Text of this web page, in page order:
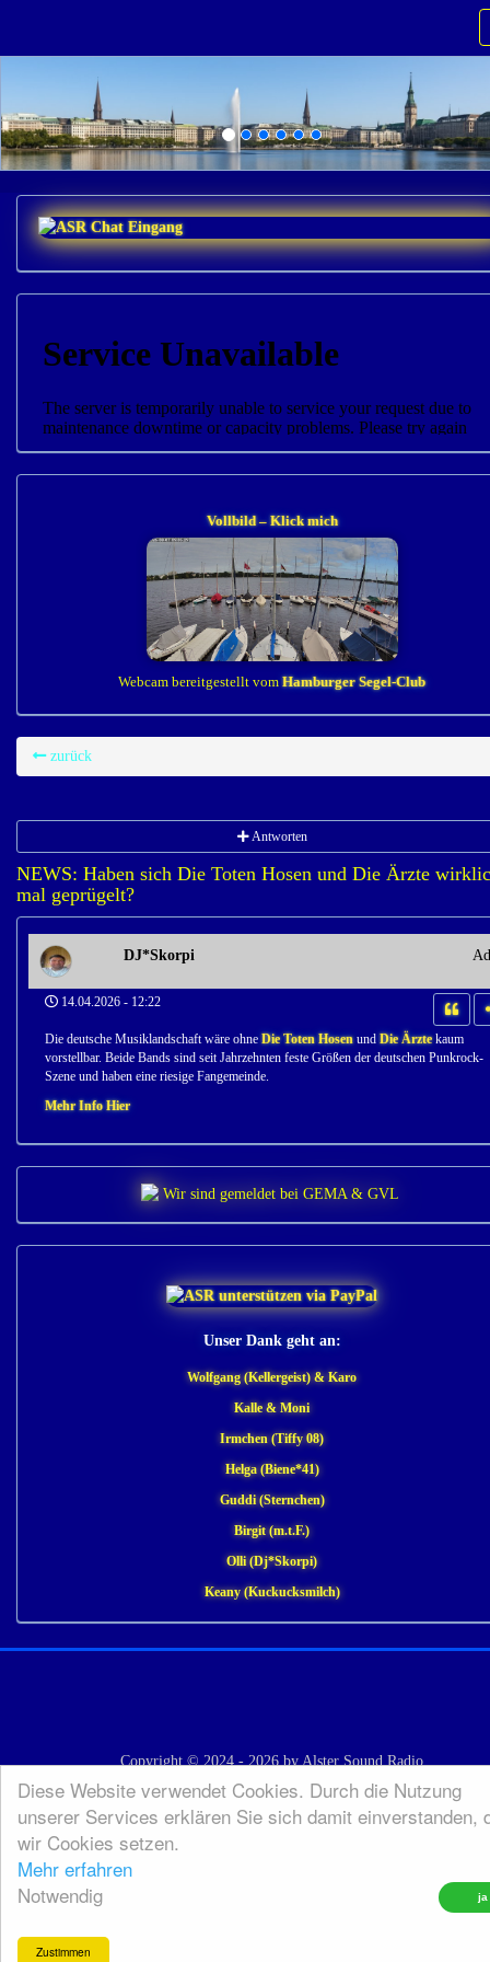
Diese Website verwendet Cookies. Durch die Nutzung
unserer Services erklären Sie sich damit einverstanden,
wir Cookies setzen.
Mehr erfahren
Notwendig
Zustimmen
Vollbild – Klick mich
Webcam bereitgestellt vom Hamburger Segel-Club
zurück
Antworten
NEWS: Haben sich Die Toten Hosen und Die Ärzte
mal geprügelt?
DJ*Skorpi
14.04.2026 - 12:22
Die deutsche Musiklandschaft wäre ohne Die Toten Hosenund Die Ärztekaum
vorstellbar. Beide Bands sind seit Jahrzehnten feste Größen der deutschen Punkrock-
Szene und haben eine riesige Fangemeinde.
Mehr Info Hier
Unser Dank geht an:
Wolfgang (Kellergeist) & Karo
Kalle & Moni
Irmchen (Tiffy 08)
Helga (Biene*41)
Guddi (Sternchen)
Birgit (m.t.F.)
Olli (Dj*Skorpi)
Keany (Kuckucksmilch)
Copyright © 2024 - 2026 by Alster Sound Radio